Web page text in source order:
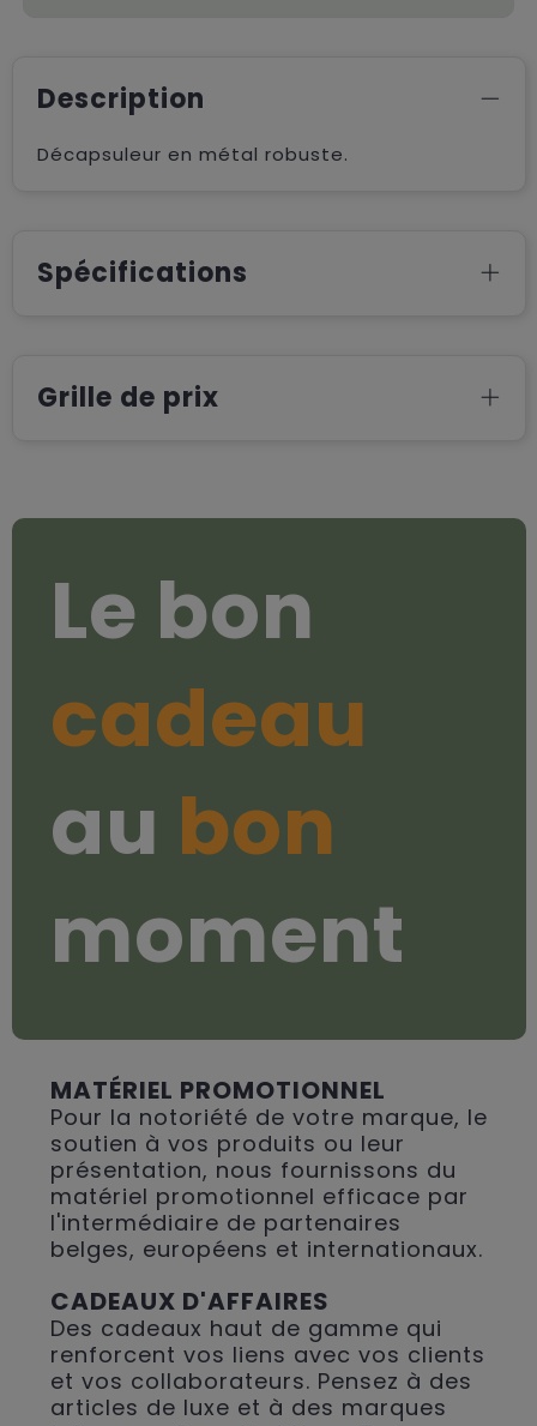
Description
Décapsuleur en métal robuste.
Spécifications
Grille de prix
Le bon
cadeau
au bon
moment
MATÉRIEL PROMOTIONNEL
Pour la notoriété de votre marque, le
soutien à vos produits ou leur
présentation, nous fournissons du
matériel promotionnel efficace par
l'intermédiaire de partenaires
belges, européens et internationaux.
CADEAUX D'AFFAIRES
Des cadeaux haut de gamme qui
renforcent vos liens avec vos clients
et vos collaborateurs. Pensez à des
articles de luxe et à des marques